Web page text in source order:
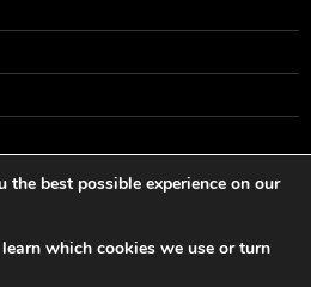
the best possible experience on our
which cookies we use or turn